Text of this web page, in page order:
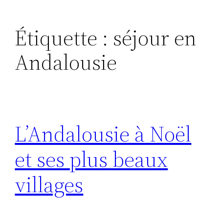
Étiquette : séjour en
Andalousie
L’Andalousie à Noël
et ses plus beaux
villages